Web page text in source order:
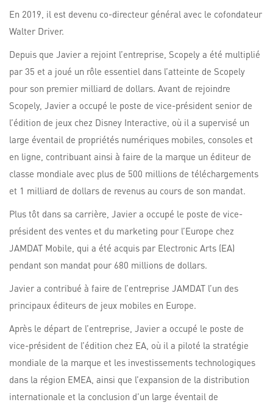
En 2019, il est devenu co-directeur général avec le cofondateur
Walter Driver.
Depuis que Javier a rejoint l’entreprise, Scopely a été multiplié
par 35 et a joué un rôle essentiel dans l’atteinte de Scopely
pour son premier milliard de dollars. Avant de rejoindre
Scopely, Javier a occupé le poste de vice-président senior de
l’édition de jeux chez Disney Interactive, où il a supervisé un
large éventail de propriétés numériques mobiles, consoles et
en ligne, contribuant ainsi à faire de la marque un éditeur de
classe mondiale avec plus de 500 millions de téléchargements
et 1 milliard de dollars de revenus au cours de son mandat.
Plus tôt dans sa carrière, Javier a occupé le poste de vice-
président des ventes et du marketing pour l’Europe chez
JAMDAT Mobile, qui a été acquis par Electronic Arts (EA)
pendant son mandat pour 680 millions de dollars.
Javier a contribué à faire de l’entreprise JAMDAT l’un des
principaux éditeurs de jeux mobiles en Europe.
Après le départ de l’entreprise, Javier a occupé le poste de
vice-président de l’édition chez EA, où il a piloté la stratégie
mondiale de la marque et les investissements technologiques
dans la région EMEA, ainsi que l’expansion de la distribution
internationale et la conclusion d’un large éventail de